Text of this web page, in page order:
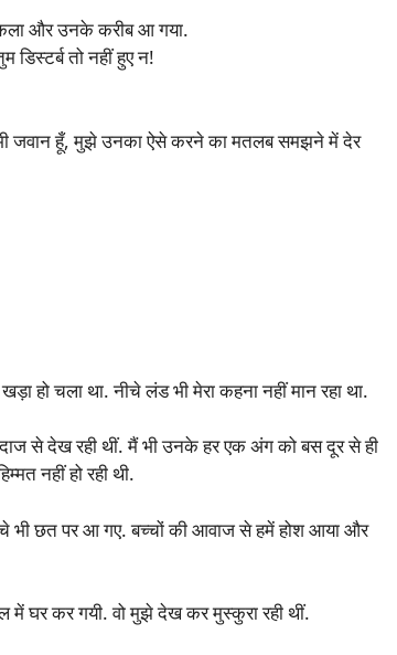
और उनके करीब आ गया.
डिस्टर्ब तो नहीं हुए न!
जवान हूँ, मुझे उनका ऐसे करने का मतलब समझने में देर
हो चला था. नीचे लंड भी मेरा कहना नहीं मान रहा था.
से देख रही थीं. मैं भी उनके हर एक अंग को बस दूर से ही
नहीं हो रही थी.
भी छत पर आ गए. बच्चों की आवाज से हमें होश आया और
घर कर गयी. वो मुझे देख कर मुस्कुरा रही थीं.